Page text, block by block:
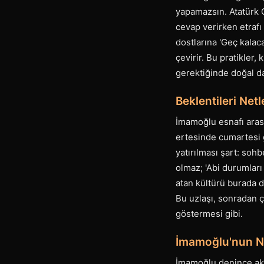
yapamazsın. Atatürk
cevap verirken
dostlarına 'Geç
çevirir. Bu pratikler,
gerektiğinde doğal
Beklentileri
İmamoğlu esnafı
ertesinde cumartesi
yatırılması şart:
olmaz; 'Abi
atan kültürü burada
Bu uzlaşı, sonradan
göstermesi gibi.
İmamoğlu'nun